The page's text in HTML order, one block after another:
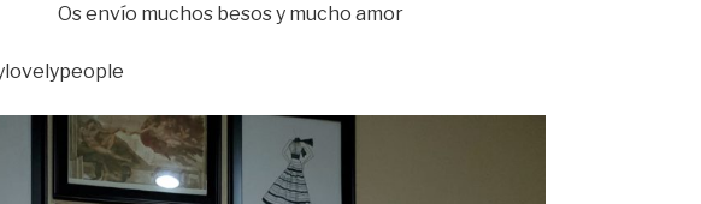
Os envío muchos besos y mucho amor